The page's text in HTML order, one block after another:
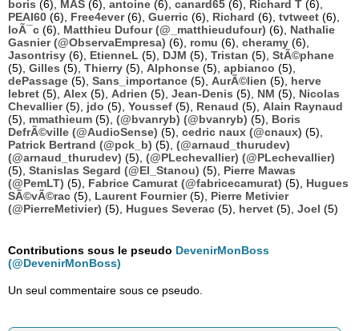
boris (6), MAS (6), antoine (6), canard65 (6), Richard T (6),
PEAI60 (6), Free4ever(6), Guerric (6), Richard (6), tvtweet (6),
loÃ¯c (6), Matthieu Dufour (@_matthieudufour) (6), Nathalie
Gasnier (@ObservaEmpresa) (6), romu (6), cheramy (6),
Jasontrisy (6), EtienneL (5), DJM (5), Tristan (5), StÃ©phane
(5), Gilles (5), Thierry (5), Alphonse (5), apbianco (5),
dePassage (5), Sans_importance (5), AurÃ©lien (5), herve
lebret (5), Alex (5), Adrien (5), Jean-Denis (5), NM (5), Nicolas
Chevallier(5), jdo (5), Youssef (5), Renaud (5), Alain Raynaud
(5), mmathieum (5), (@bvanryb) (@bvanryb) (5), Boris
DefrÃ©ville (@AudioSense) (5), cedric naux (@cnaux) (5),
Patrick Bertrand (@pck_b) (5), (@arnaud_thurudev)
(@arnaud_thurudev) (5), (@PLechevallier) (@PLechevallier)
(5), Stanislas Segard (@El_Stanou) (5), Pierre Mawas
(@PemLT) (5), Fabrice Camurat (@fabricecamurat) (5), Hugues
SÃ©vÃ©rac (5), Laurent Fournier(5), Pierre Metivier
(@PierreMetivier) (5), Hugues Severac (5), hervet (5), Joel (5)
Contributions sous le pseudo DevenirMonBoss
(@DevenirMonBoss)
Un seul commentaire sous ce pseudo.